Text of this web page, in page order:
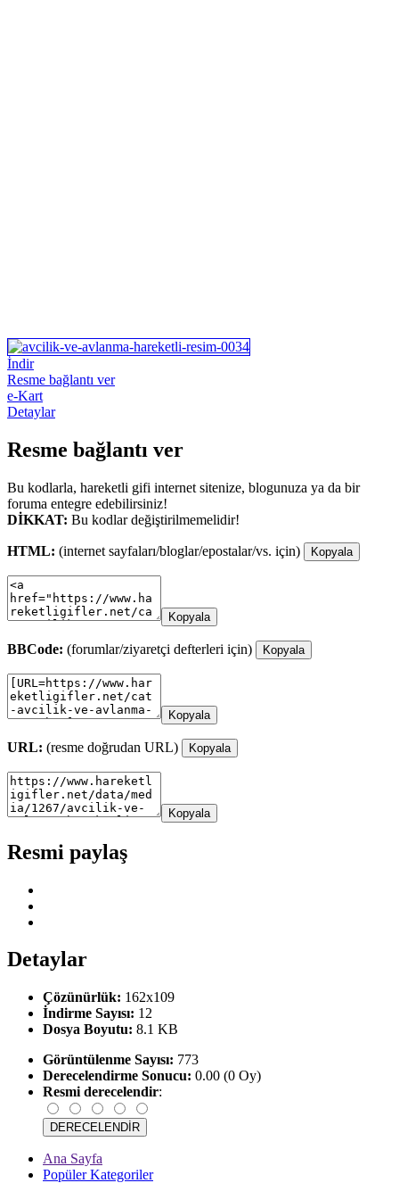
İndir
Resme bağlantı ver
e-Kart
Detaylar
Resme bağlantı ver
Bu kodlarla, hareketli gifi internet sitenize, blogunuza ya da bir
foruma entegre edebilirsiniz!
DİKKAT: Bu kodlar değiştirilmemelidir!
HTML: (internet sayfaları/bloglar/epostalar/vs. için) Kopyala
Kopyala
BBCode: (forumlar/ziyaretçi defterleri için) Kopyala
Kopyala
URL: (resme doğrudan URL) Kopyala
Kopyala
Resmi paylaş
Detaylar
Çözünürlük: 162x109
İndirme Sayısı: 12
Dosya Boyutu: 8.1 KB
Görüntülenme Sayısı: 773
Derecelendirme Sonucu: 0.00 (0 Oy)
Resmi derecelendir:
Ana Sayfa
Popüler Kategoriler